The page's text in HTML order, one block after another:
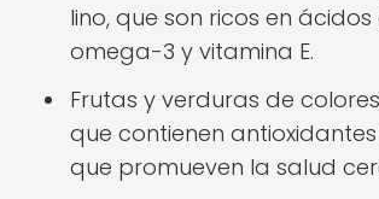
lino, que son ricos en
omega-3 y vitamina E.
Frutas y verduras de
que contienen
que promueven la salud